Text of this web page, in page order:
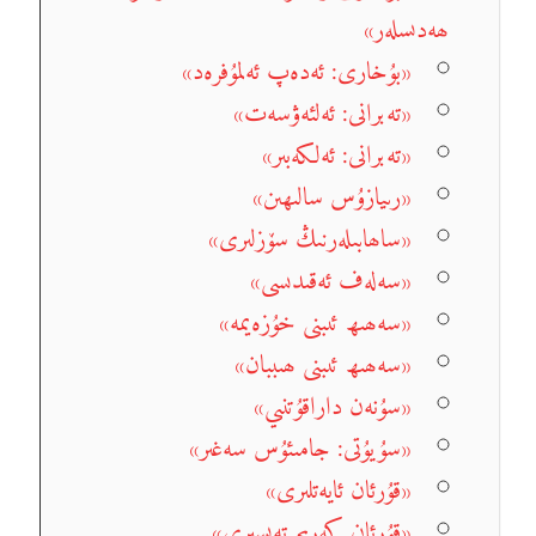
ھەدىسلەر»
«بۇخارى: ئەدەپ ئەلمۇفرەد»
«تەبرانى: ئەلئەۋسەت»
«تەبرانى: ئەلكەبىر»
«رىيازۇس سالىھىن»
«ساھابىلەرنىڭ سۆزلىرى»
«سەلەف ئەقىدىسى»
«سەھىھ ئىبنى خۇزەيمە»
«سەھىھ ئىبنى ھىببان»
«سۇنەن داراقۇتنىي»
«سۇيۇتى: جامىئۇس سەغىر»
«قۇرئان ئايەتلىرى»